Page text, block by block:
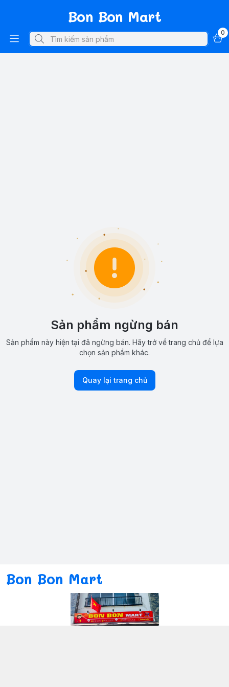
Bon Bon Mart
0
Sản phẩm ngừng bán
Sản phẩm này hiện tại đã ngừng bán. Hãy trở về trang chủ để lựa
chọn sản phẩm khác.
Quay lại trang chủ
Bon Bon Mart